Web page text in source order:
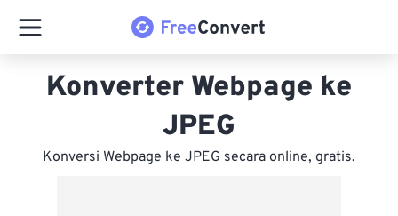
Konverter Webpage ke
JPEG
Konversi Webpage ke JPEG secara online, gratis.